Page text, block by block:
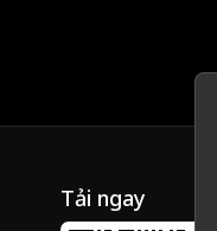
Tải ngay